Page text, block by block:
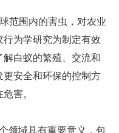
范围内的害虫，对农业
为学研究为制定有效
白蚁的繁殖、交流和
安全和环保的控制方
害。
领域具有重要意义，包